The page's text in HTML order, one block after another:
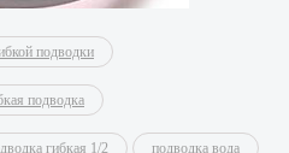
подводки
подводка
гибкая 1/2 подводка вода